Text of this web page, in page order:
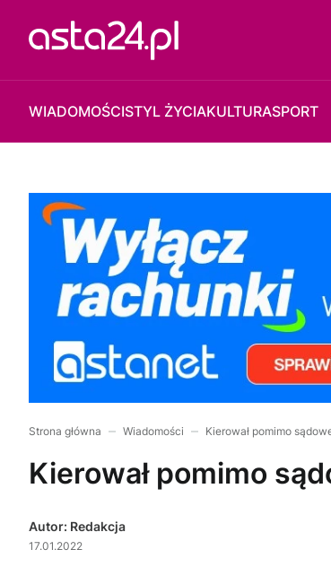
WIADOMOŚCISTYL ŻYCIAKULTURASPORT
Strona główna Wiadomości Kierował pomimo
Kierował pomimo
Autor: Redakcja
17.01.2022